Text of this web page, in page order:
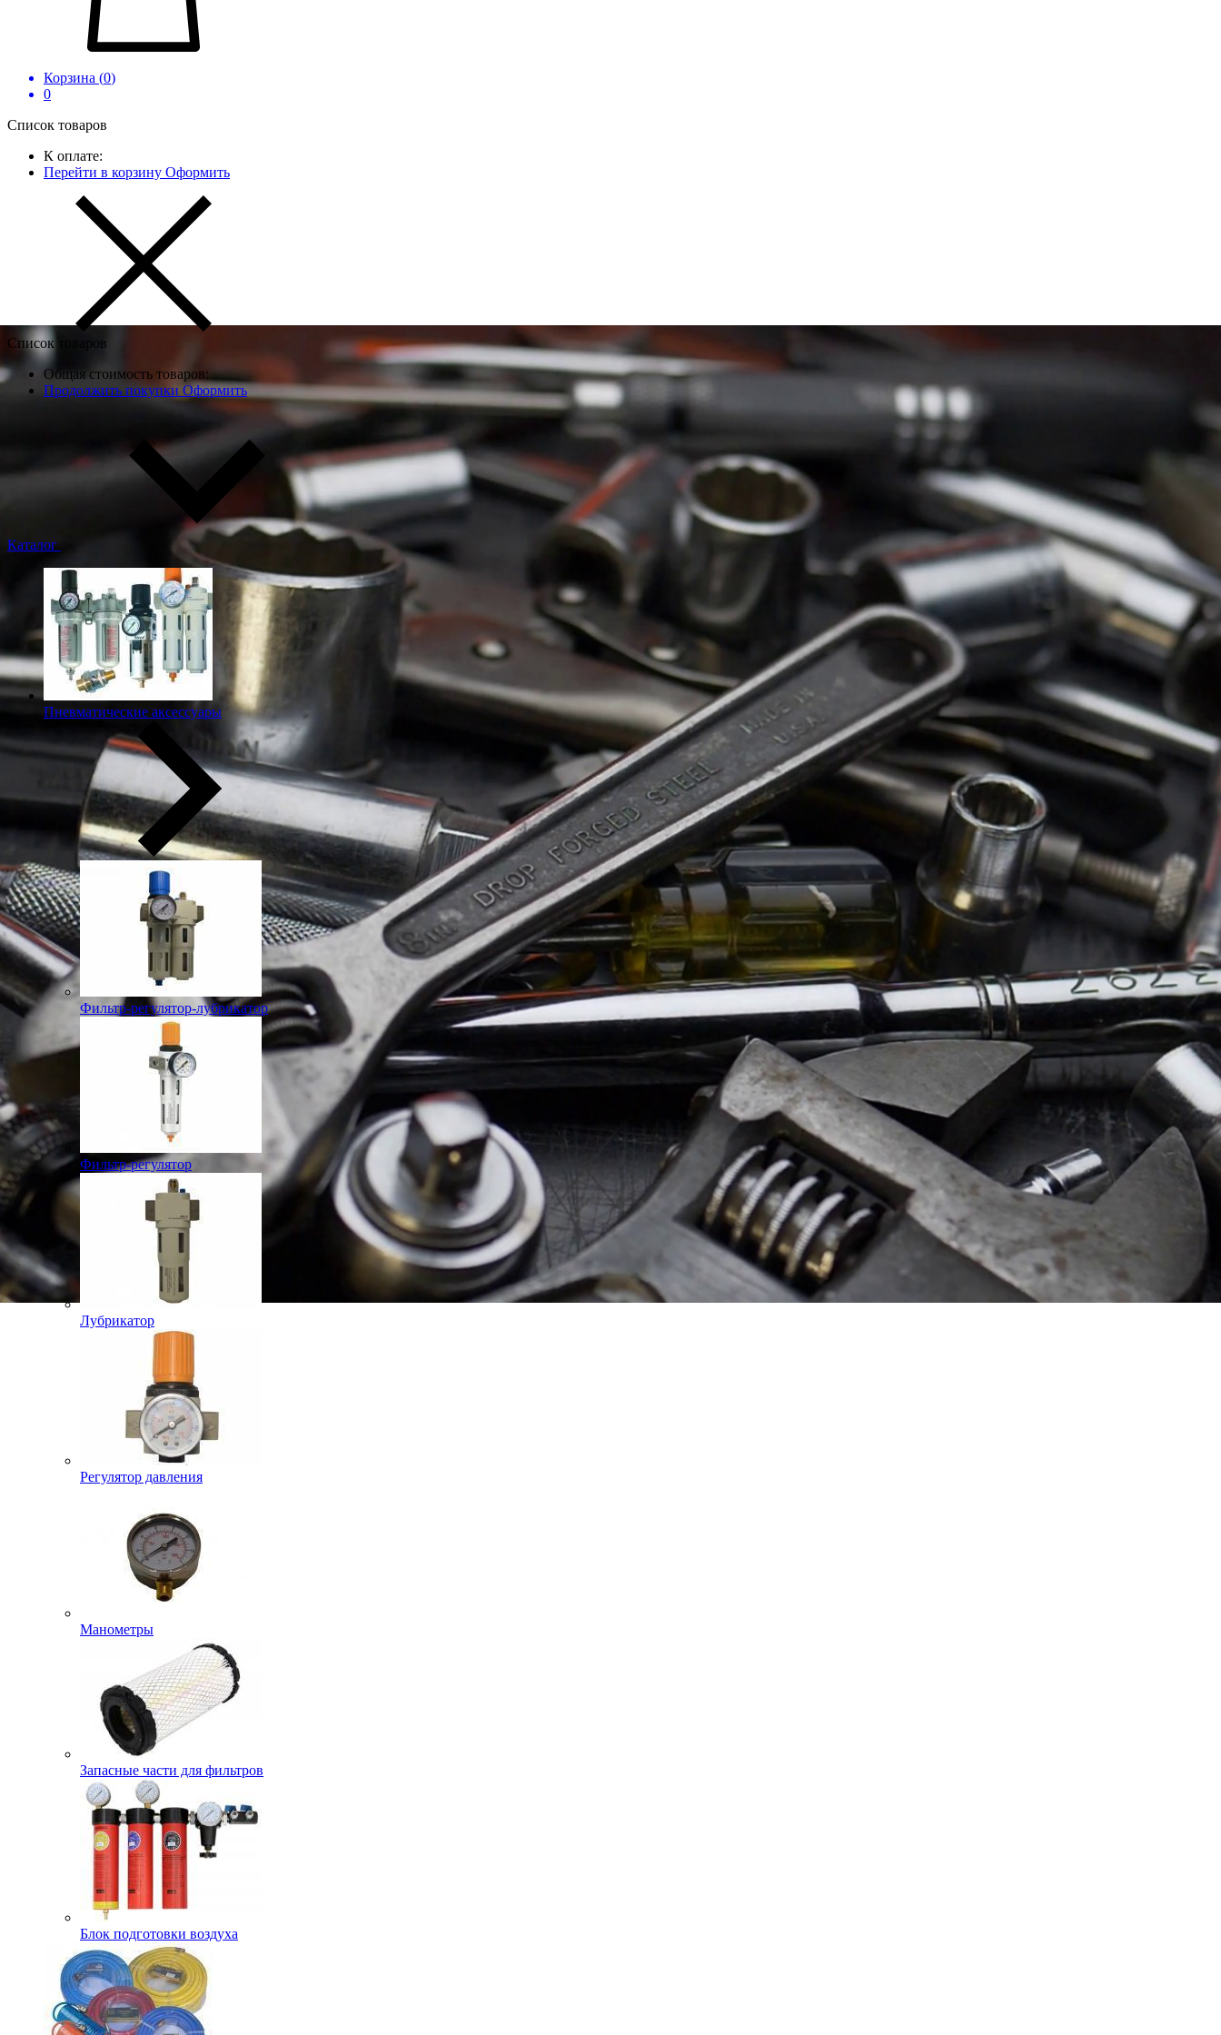
Корзина (0)
0
Список товаров
К оплате:
Перейти в корзину Оформить
Список товаров
Общая стоимость товаров:
Продолжить покупки Оформить
Каталог
Пневматические аксессуары
Фильтр-регулятор-лубрикатор
Фильтр-регулятор
Лубрикатор
Регулятор давления
Манометры
Запасные части для фильтров
Блок подготовки воздуха